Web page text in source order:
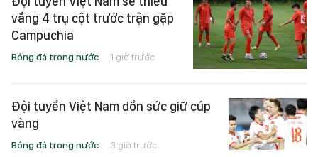
vắng 4 trụ cột trước trận gặp
Campuchia
Bóng đá trong nước 1 giờ trước
Đội tuyển Việt Nam dồn sức giữ cúp
vàng
Bóng đá trong nước 3 giờ trước